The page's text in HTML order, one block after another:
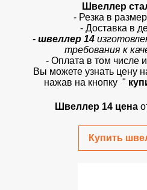
Швеллер
- Резка в
- Доставка в
- швеллер 14
требования к
- Оплата в том числе
Вы можете узнать цену
нажав на кнопку "
Швеллер 14 цена
Купить